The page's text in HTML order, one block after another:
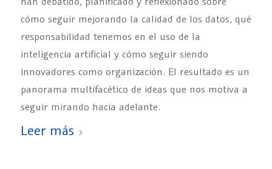
cómo seguir mejorando la calidad de los datos, qué
responsabilidad tenemos en el uso de la
inteligencia artificial y cómo seguir siendo
innovadores como organización. El resultado es un
panorama multifacético de ideas que nos motiva a
seguir mirando hacia adelante.
Leer más